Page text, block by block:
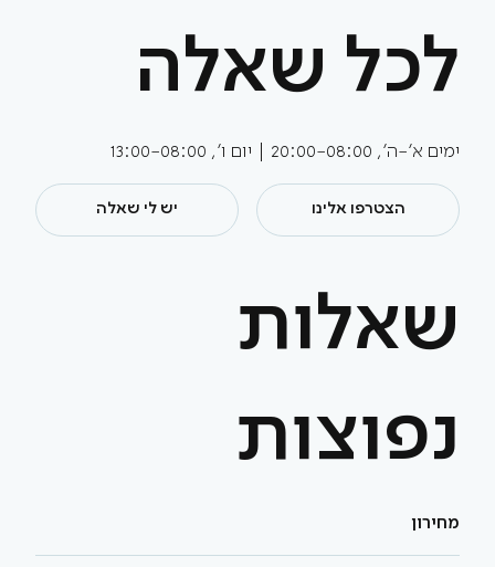
לכל שאלה
ימים א'-ה', 20:00-08:00 | יום ו', 13:00-08:00
הצטרפו אלינו יש לי שאלה
מחירון
שאלות
נפוצות